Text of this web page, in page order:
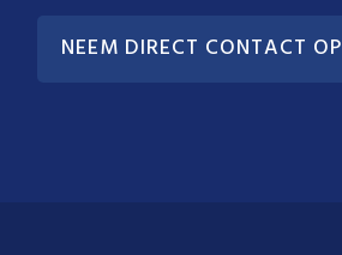
NEEM DIRECT CONTACT OP